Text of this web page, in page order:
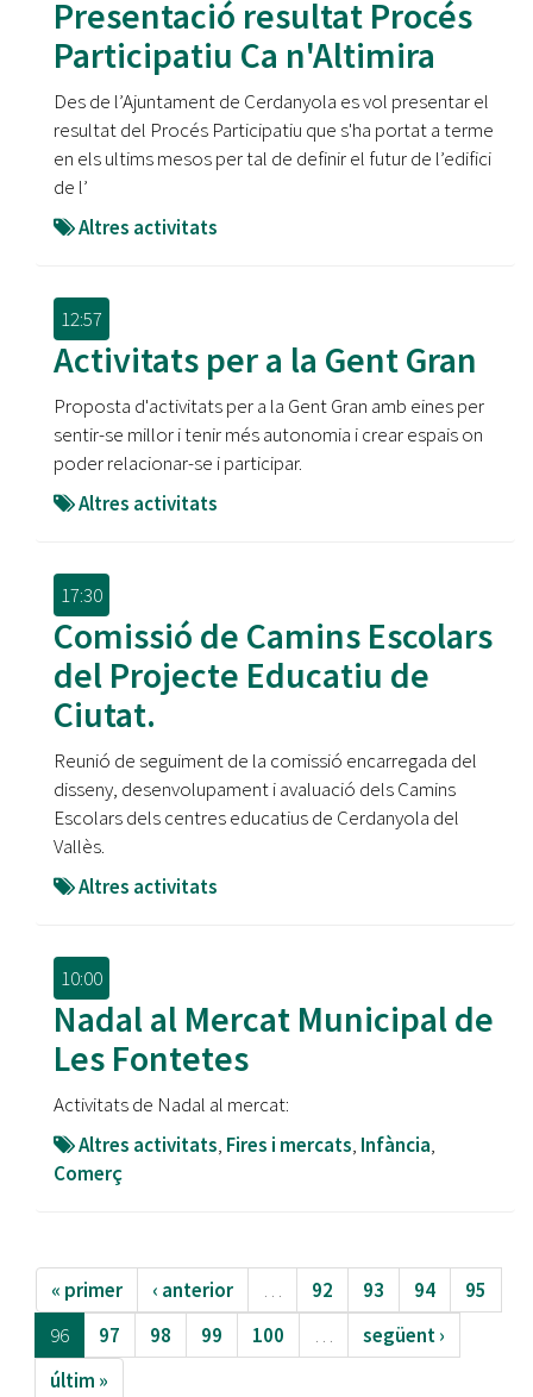
Presentació resultat Procés
Participatiu Ca n'Altimira
Des de l’Ajuntament de Cerdanyola es vol presentar el
resultat del Procés Participatiu que s'ha portat a terme
en els ultims mesos per tal de definir el futur de l’edifici
de l’
Altres activitats
12:57
Activitats per a la Gent Gran
Proposta d'activitats per a la Gent Gran amb eines per
sentir-se millor i tenir més autonomia i crear espais on
poder relacionar-se i participar.
Altres activitats
17:30
Comissió de Camins Escolars
del Projecte Educatiu de
Ciutat.
Reunió de seguiment de la comissió encarregada del
disseny, desenvolupament i avaluació dels Camins
Escolars dels centres educatius de Cerdanyola del
Vallès.
Altres activitats
10:00
Nadal al Mercat Municipal de
Les Fontetes
Activitats de Nadal al mercat:
Altres activitats, Fires i mercats, Infància,
Comerç
« primer ‹ anterior … 92 93 94
95
96
97 98 99 100 …
següent ›
últim »